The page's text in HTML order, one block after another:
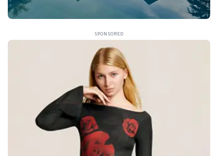
SPONSORED